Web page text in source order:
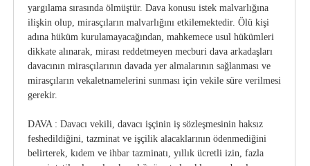
yargılama sırasında ölmüştür. Dava konusu istek malvarlığına
ilişkin olup, mirasçıların malvarlığını etkilemektedir. Ölü kişi
adına hüküm kurulamayacağından, mahkemece usul hükümleri
dikkate alınarak, mirası reddetmeyen mecburi dava arkadaşları
davacının mirasçılarının davada yer almalarının sağlanması ve
mirasçıların vekaletnamelerini sunması için vekile süre verilmesi
gerekir.
DAVA : Davacı vekili, davacı işçinin iş sözleşmesinin haksız
feshedildiğini, tazminat ve işçilik alacaklarının ödenmediğini
belirterek, kıdem ve ihbar tazminatı, yıllık ücretli izin, fazla